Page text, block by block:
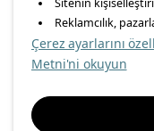
linkedin
Enerji Politikası Bilgi
Gıda Güvenliği Politikası
içerikleri görebilmek
İl seçiniz
Seçiniz
Sitenin
Reklamcılık,
Çerez ayarlarını
Metni'ni okuyun